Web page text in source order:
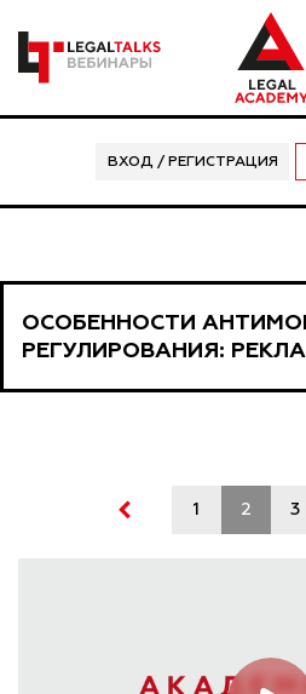
ВХОД / РЕГИСТРАЦИЯ
ОСОБЕННОСТИ
РЕГУЛИРОВАНИЯ:
1 2 3